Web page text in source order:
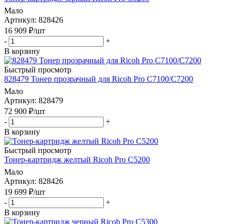
Мало
Артикул: 828426
16 909 ₽/шт
-
+
В корзину
Быстрый просмотр
828479 Тонер прозрачный для Ricoh Pro C7100/C7200
Мало
Артикул: 828479
72 900 ₽/шт
-
+
В корзину
Быстрый просмотр
Тонер-картридж желтый Ricoh Pro C5200
Мало
Артикул: 828426
19 699 ₽/шт
-
+
В корзину